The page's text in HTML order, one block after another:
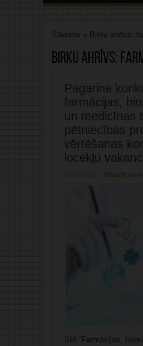
Sākums » Birku ahrīvs:
Birku ahrīvs:
Pagarina
farmācijas,
un medicīnas
pētniecības
vērtēšanas
locekļu
Rakstīt
SIA “Farmācijas,